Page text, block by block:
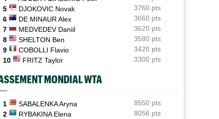
Une semaine après Washington, Rafa Jodar dompte
encore Musetti
09:20
ATP / WTA
Tous les résultats de ce jeudi 6 août 2026 et de la nuit
09:00
ATP - Montréal
Rinderknech profite de l'abandon de Tiafoe et file en
huitièmes
Tennis Actu
Abonnement 9,99€ et pour 1 an, Tennis Actu sans pub
et sans pop up
5
DJOKOVIC Novak
3760 pts
6
DE MINAUR Alex
3660 pts
7
MEDVEDEV Daniil
3620 pts
8
SHELTON Ben
3580 pts
9
COBOLLI Flavio
3420 pts
10
FRITZ Taylor 3300 pts
MONDIAL WTA
1 SABALENKA Aryna
8550 pts
2
RYBAKINA Elena
8056 pts